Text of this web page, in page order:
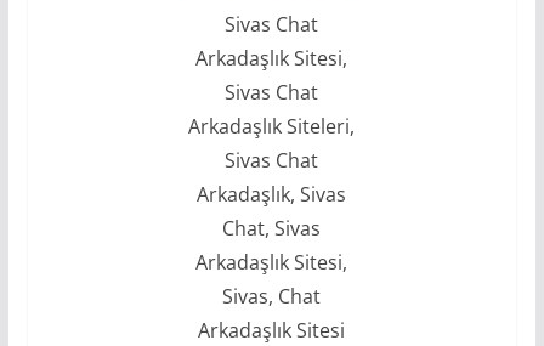
Sivas Chat
Arkadaşlık Sitesi,
Sivas Chat
Arkadaşlık Siteleri,
Sivas Chat
Arkadaşlık, Sivas
Chat, Sivas
Arkadaşlık Sitesi,
Sivas, Chat
Arkadaşlık Sitesi